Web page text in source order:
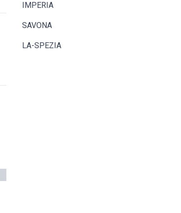
IMPERIA
SAVONA
LA-SPEZIA